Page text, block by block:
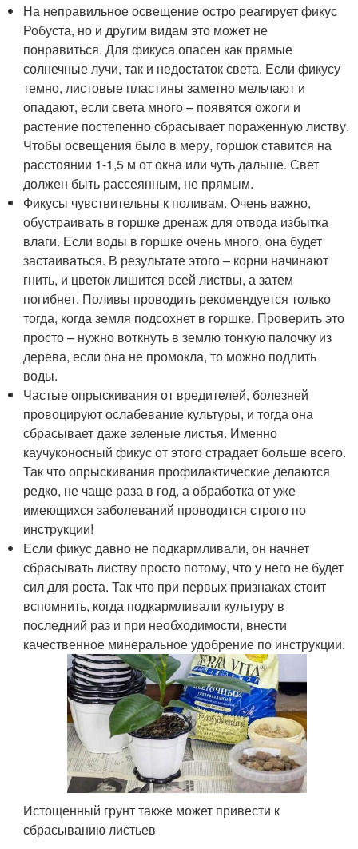
На неправильное освещение остро реагирует фикус
Робуста, но и другим видам это может не
понравиться. Для фикуса опасен как прямые
солнечные лучи, так и недостаток света. Если фикусу
темно, листовые пластины заметно мельчают и
опадают, если света много – появятся ожоги и
растение постепенно сбрасывает пораженную листву.
Чтобы освещения было в меру, горшок ставится на
расстоянии 1-1,5 м от окна или чуть дальше. Свет
должен быть рассеянным, не прямым.
Фикусы чувствительны к поливам. Очень важно,
обустраивать в горшке дренаж для отвода избытка
влаги. Если воды в горшке очень много, она будет
застаиваться. В результате этого – корни начинают
гнить, и цветок лишится всей листвы, а затем
погибнет. Поливы проводить рекомендуется только
тогда, когда земля подсохнет в горшке. Проверить это
просто – нужно воткнуть в землю тонкую палочку из
дерева, если она не промокла, то можно подлить
воды.
Частые опрыскивания от вредителей, болезней
провоцируют ослабевание культуры, и тогда она
сбрасывает даже зеленые листья. Именно
каучуконосный фикус от этого страдает больше всего.
Так что опрыскивания профилактические делаются
редко, не чаще раза в год, а обработка от уже
имеющихся заболеваний проводится строго по
инструкции!
Если фикус давно не подкармливали, он начнет
сбрасывать листву просто потому, что у него не будет
сил для роста. Так что при первых признаках стоит
вспомнить, когда подкармливали культуру в
последний раз и при необходимости, внести
качественное минеральное удобрение по инструкции.
Истощенный грунт также может привести к
сбрасыванию листьев